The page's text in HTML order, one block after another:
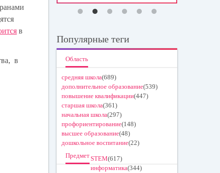
в
в
Популярные теги
Область
средняя школа(689)
дополнительное образование(539)
повышение квалификации(447)
старшая школа(361)
начальная школа(297)
профориентирование(148)
высшее образование(48)
дошкольное воспитание(22)
ПредметSTEM(617)
информатика(344)